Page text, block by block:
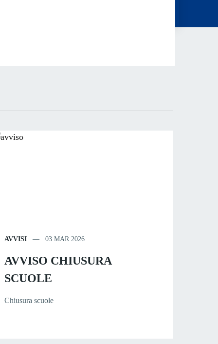
AVVISI 03 MAR 2026
AVVISO CHIUSURA
SCUOLE
Chiusura scuole